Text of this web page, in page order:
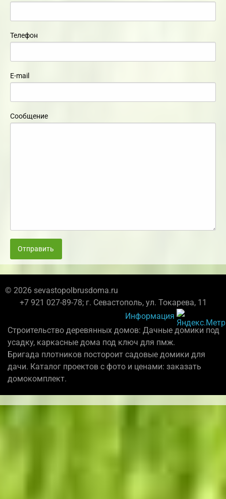
Телефон
E-mail
Сообщение
Отправить
© 2026 sevastopolbrusdoma.ru
+7 921 027-89-78; г. Севастополь, ул. Токарева, 11
Информация
Строительство деревянных домов: Дачные домики под
усадку, каркасные дома под ключ для пмж.
Бригада плотников постороит садовые домики для
дачи. Каталог проектов с фото и ценами: заказать
домокомплект.